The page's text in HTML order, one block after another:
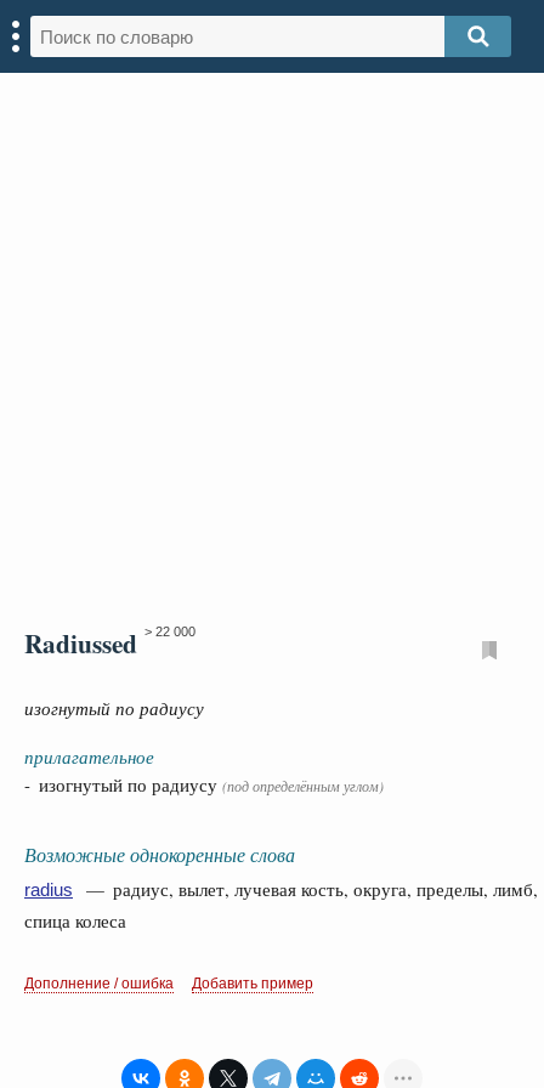
Radiussed > 22 000
изогнутый по радиусу
прилагательное
- изогнутый по радиусу (под определённым углом)
Возможные однокоренные слова
radius
— радиус, вылет, лучевая кость, округа, пределы, лимб,
спица колеса
Дополнение / ошибка Добавить пример